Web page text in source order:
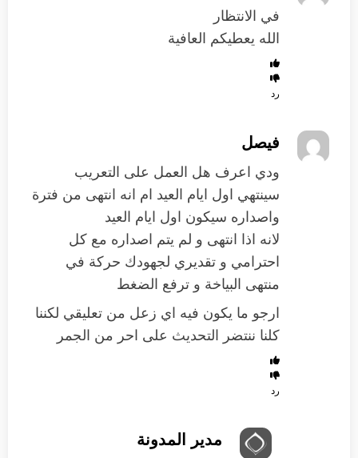
في الانتظار
الله يعطيكم العافية
رد
فيصل
ودي اعرف هل العمل على التعريب
سينتهي اول ايام العيد ام انه انتهى من فترة
واصداره سيكون اول ايام العيد
لانه اذا انتهى و لم يتم اصداره مع كل
احترامي و تقديري لجهودك حركة في
منتهى البياخة و ترفع الضغط
ارجو ما يكون فيه اي زعل من تعليقي لكننا
كلنا ننتضر التحديث على احر من الجمر
رد
مدير المدونة